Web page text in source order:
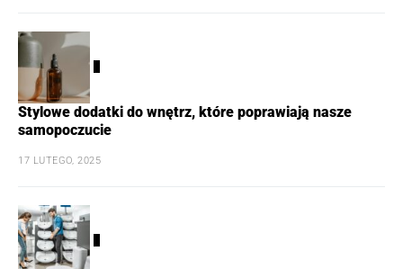
Stylowe dodatki do wnętrz, które poprawiają nasze
samopoczucie
17 LUTEGO, 2025